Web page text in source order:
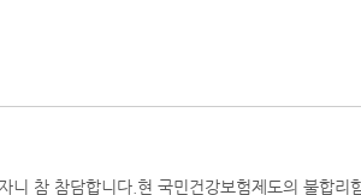
니 참 참담합니다.현 국민건강보험제도의 불합리